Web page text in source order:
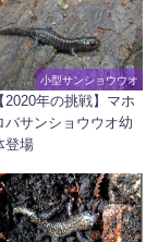
小型サンショウウオ
2020年の挑戦】マホ
バサンショウウオ幼
登場